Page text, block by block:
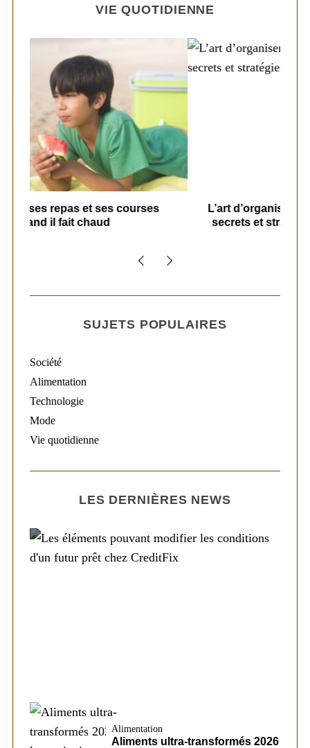
VIE QUOTIDIENNE
L’art d’organiser le ménage à la maison :
secrets et stratégies pour un quotidien
SUJETS POPULAIRES
Société
Alimentation
Technologie
Mode
Vie quotidienne
LES DERNIÈRES NEWS
Alimentation
Aliments ultra-transformés 2026